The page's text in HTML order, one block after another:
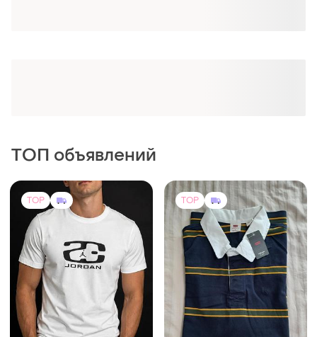
1570 грн
1413 грн с 10 авг.
1600 грн 0
Levi Strauss & Co.